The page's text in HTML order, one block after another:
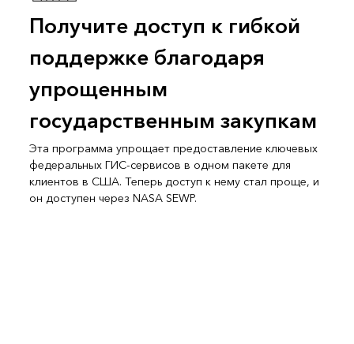
Получите доступ к гибкой
поддержке благодаря
упрощенным
государственным закупкам
Эта программа упрощает предоставление ключевых
федеральных ГИС-сервисов в одном пакете для
клиентов в США. Теперь доступ к нему стал проще, и
он доступен через NASA SEWP.